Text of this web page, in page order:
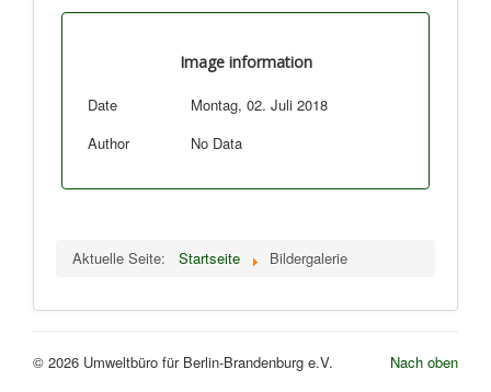
Image information
Date
Montag, 02. Juli 2018
Author
No Data
Aktuelle Seite: Startseite Bildergalerie
Nach oben
© 2026 Umweltbüro für Berlin-Brandenburg e.V.